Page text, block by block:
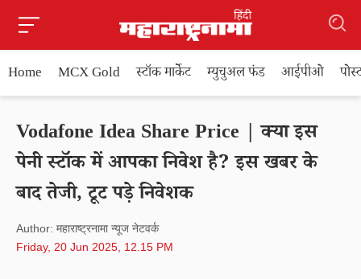
Home MCX Gold स्टॉक मार्केट म्युचुअल फंड आईपीओ
Vodafone Idea Share Price | क्या इस
पेनी स्टॉक में आपका निवेश है? इस खबर के
बाद तेजी, टूट पड़े निवेशक
Author: महाराष्ट्रनामा न्यूज नेटवर्क
Friday, 20 Jun 2025, 12.15 PM